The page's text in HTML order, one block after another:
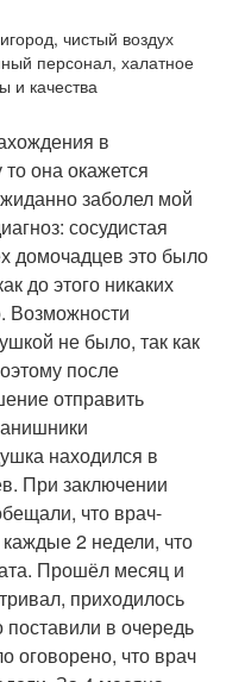
чистый воздух
персонал, халатное
и качества
в
она окажется
заболел мой
сосудистая
домочадцев это было
до этого никаких
Возможности
не было, так как
после
отправить
находился в
При заключении
что врач-
2 недели, что
Прошёл месяц и
приходилось
поставили в очередь
оговорено, что врач